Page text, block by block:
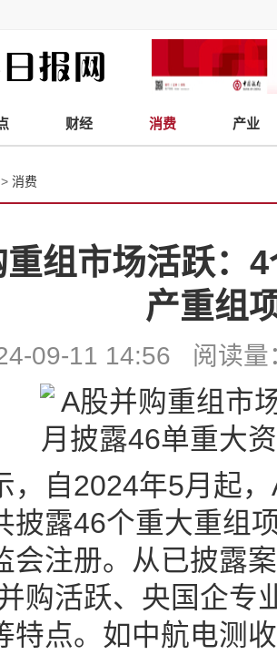
财经 消费 产业
> 消费
组市场活跃：
产重组
09-11 14:56 阅读
，自2024年5月起
披露46个重大重组
会注册。从已披露
购活跃、央国企专
特点。如中航电测